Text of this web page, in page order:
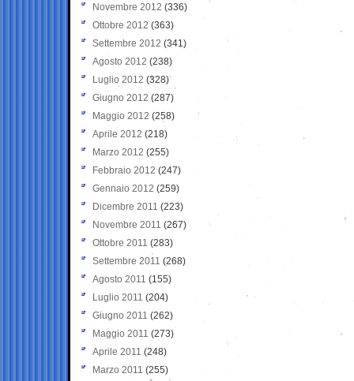
Novembre 2012 (336)
Ottobre 2012 (363)
Settembre 2012 (341)
Agosto 2012 (238)
Luglio 2012 (328)
Giugno 2012 (287)
Maggio 2012 (258)
Aprile 2012 (218)
Marzo 2012 (255)
Febbraio 2012 (247)
Gennaio 2012 (259)
Dicembre 2011 (223)
Novembre 2011 (267)
Ottobre 2011 (283)
Settembre 2011 (268)
Agosto 2011 (155)
Luglio 2011 (204)
Giugno 2011 (262)
Maggio 2011 (273)
Aprile 2011 (248)
Marzo 2011 (255)